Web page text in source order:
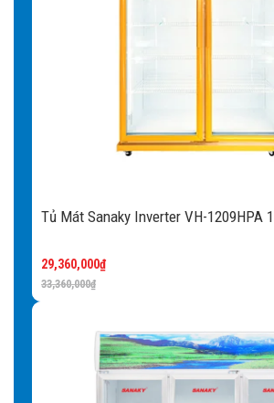
điện năng không cần thiết. Khóa an
dụng kiểm soát tốt hơn hoạt động đóng
Khi mua tủ kệ sẽ được
phẩm theo từng ngăn sao cho tiện lợi
thoát nước được thiết kế bên trong,
tươi mát.
Tủ Mát Sanaky Inverter VH-1209HPA
33,360,000₫
29,360,000₫